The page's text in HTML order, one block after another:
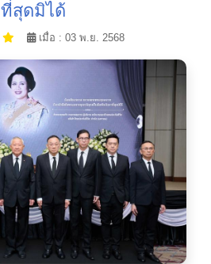
ที่สุดมิได้
เมื่อ : 03 พ.ย. 2568